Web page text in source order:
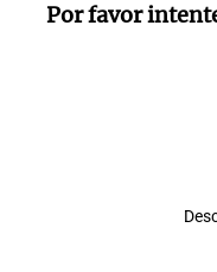
Por favor